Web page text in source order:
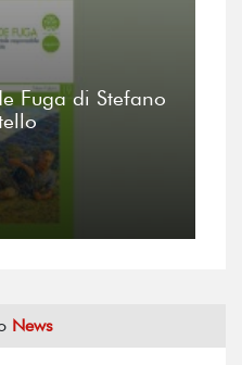
Fuga di Stefano
News